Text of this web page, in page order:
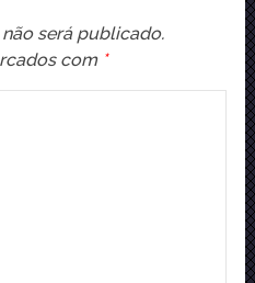
será publicado.
com *